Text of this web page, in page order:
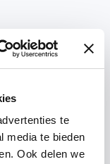
te
media te bieden
Ook delen we
US